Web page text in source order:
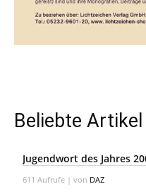
Beliebte
Jugendwort des Jahres
611 Aufrufe | von DAZ